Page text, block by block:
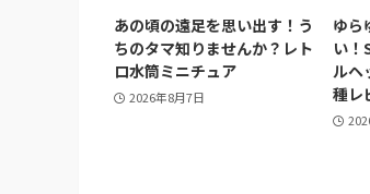
あの頃の遠足を思い出す！う
ちのタマ知りませんか？レト
ロ水筒ミニチュア
2026年8月7日
ゆら
い！
ルヘ
種レ